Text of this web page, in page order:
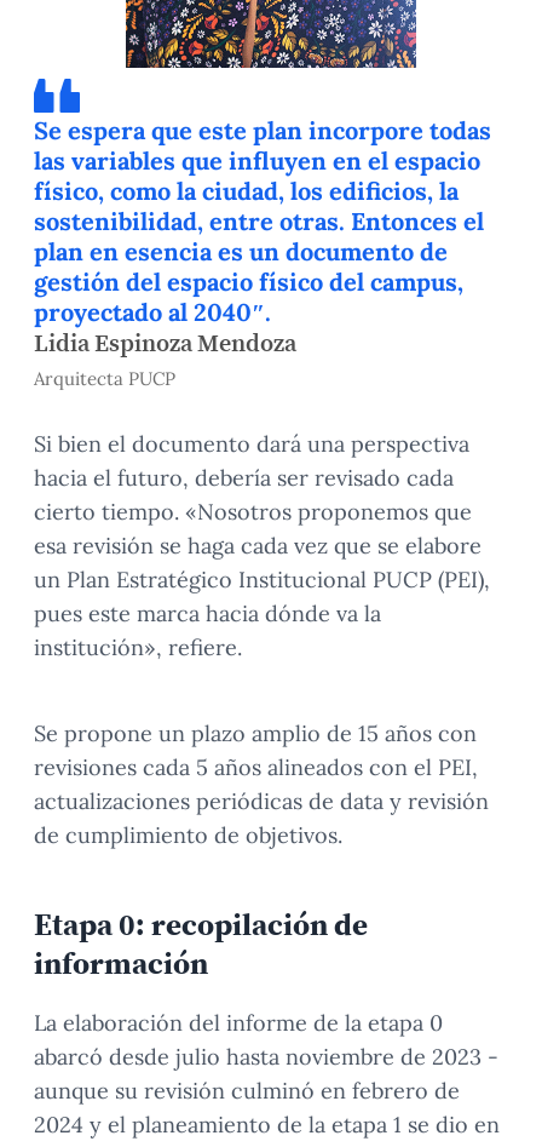
Se espera que este plan incorpore todas
las variables que influyen en el espacio
físico, como la ciudad, los edificios, la
sostenibilidad, entre otras. Entonces el
plan en esencia es un documento de
gestión del espacio físico del campus,
proyectado al 2040″.
Lidia Espinoza Mendoza
Arquitecta PUCP
Si bien el documento dará una perspectiva
hacia el futuro, debería ser revisado cada
cierto tiempo. «Nosotros proponemos que
esa revisión se haga cada vez que se elabore
un Plan Estratégico Institucional PUCP (PEI),
pues este marca hacia dónde va la
institución», refiere.
Se propone un plazo amplio de 15 años con
revisiones cada 5 años alineados con el PEI,
actualizaciones periódicas de data y revisión
de cumplimiento de objetivos.
Etapa 0: recopilación de
información
La elaboración del informe de la etapa 0
abarcó desde julio hasta noviembre de 2023 -
aunque su revisión culminó en febrero de
2024 y el planeamiento de la etapa 1 se dio en